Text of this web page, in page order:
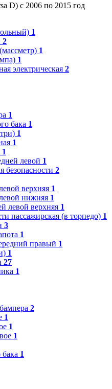
D) с 2006 по 2015 год
1
2
1
1
электрическая 2
1
бака 1
1
1
1
левой 1
безопасности 2
верхняя 1
нижняя 1
левой верхняя 1
пассажирская (в торпедо) 1
3
1
правый 1
1
27
1
2
1
1
1
1